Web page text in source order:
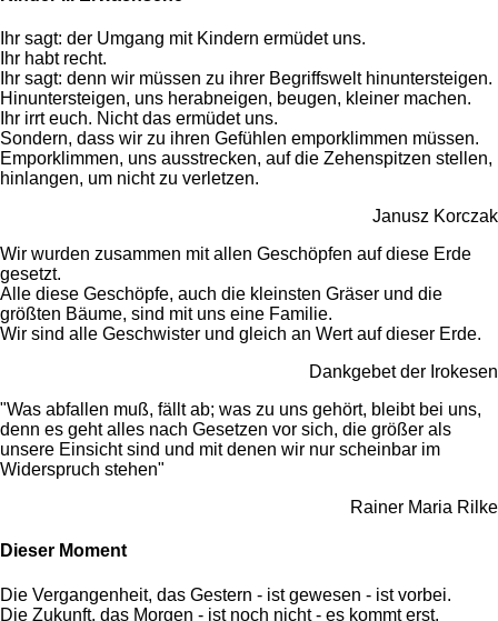
Ihr sagt: der Umgang mit Kindern ermüdet uns.
Ihr habt recht.
Ihr sagt: denn wir müssen zu ihrer Begriffswelt hinuntersteigen.
Hinuntersteigen, uns herabneigen, beugen, kleiner machen.
Ihr irrt euch. Nicht das ermüdet uns.
Sondern, dass wir zu ihren Gefühlen emporklimmen müssen.
Emporklimmen, uns ausstrecken, auf die Zehenspitzen stellen,
hinlangen, um nicht zu verletzen.
Janusz Korczak
Wir wurden zusammen mit allen Geschöpfen auf diese Erde
gesetzt.
Alle diese Geschöpfe, auch die kleinsten Gräser und die
größten Bäume, sind mit uns eine Familie.
Wir sind alle Geschwister und gleich an Wert auf dieser Erde.
Dankgebet der Irokesen
"Was abfallen muß, fällt ab; was zu uns gehört, bleibt bei uns,
denn es geht alles nach Gesetzen vor sich, die größer als
unsere Einsicht sind und mit denen wir nur scheinbar im
Widerspruch stehen"
Rainer Maria Rilke
Dieser Moment
Die Vergangenheit, das Gestern - ist gewesen - ist vorbei.
Die Zukunft, das Morgen - ist noch nicht - es kommt erst.